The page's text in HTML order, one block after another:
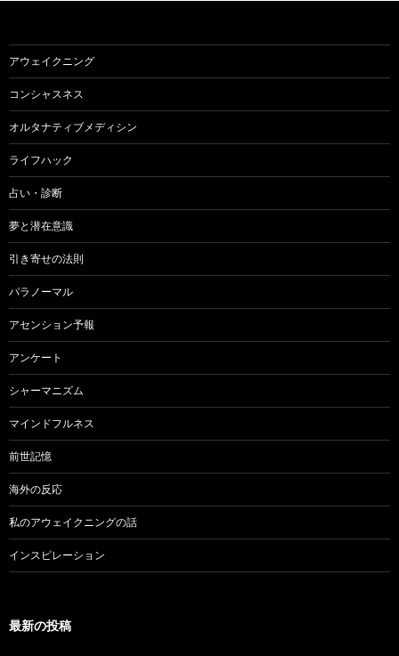
アウェイクニング
コンシャスネス
オルタナティブメディシン
ライフハック
占い・診断
夢と潜在意識
引き寄せの法則
パラノーマル
アセンション予報
アンケート
シャーマニズム
マインドフルネス
前世記憶
海外の反応
私のアウェイクニングの話
インスピレーション
最新の投稿